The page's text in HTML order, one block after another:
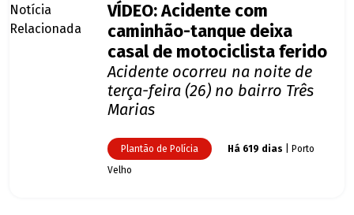
VÍDEO: Acidente com
caminhão-tanque deixa
casal de motociclista ferido
Acidente ocorreu na noite de
terça-feira (26) no bairro Três
Marias
Plantão de Polícia Há 619 dias | Porto
Velho